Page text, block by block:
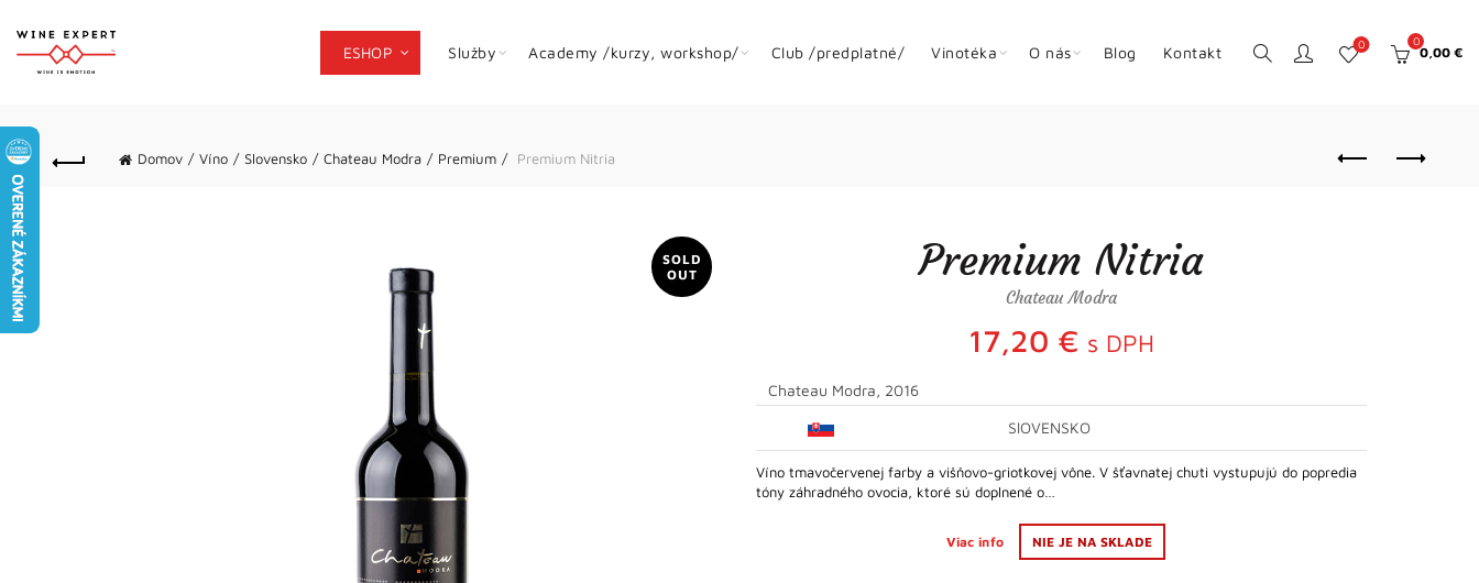
ESHOP Služby Academy /kurzy, workshop/ Club /predplatné/ Vinotéka O nás Blog Kontakt 0 0
0,00 €
Domov Víno Slovensko Chateau Modra Premium Premium Nitria
SOLD
OUT
Premium Nitria
Chateau Modra
17,20 € s DPH
Chateau Modra, 2016
SlOVENSKO
Víno tmavočervenej farby a višňovo-griotkovej vône. V šťavnatej chuti vystupujú do popredia
tóny záhradného ovocia, ktoré sú doplnené o…
Viac info NIE JE NA SKLADE